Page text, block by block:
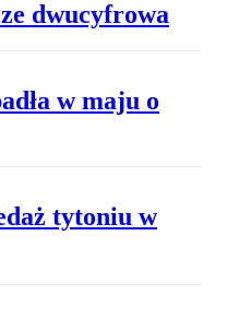
dwucyfrowa
w maju o
tytoniu w